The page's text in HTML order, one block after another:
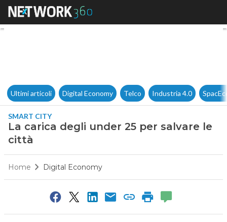
La carica degli under 25 per
Ultimi articoli Digital Economy Telco Industria 4.0
SMART CITY
La carica degli under 25 per salvare le
città
Home Digital Economy